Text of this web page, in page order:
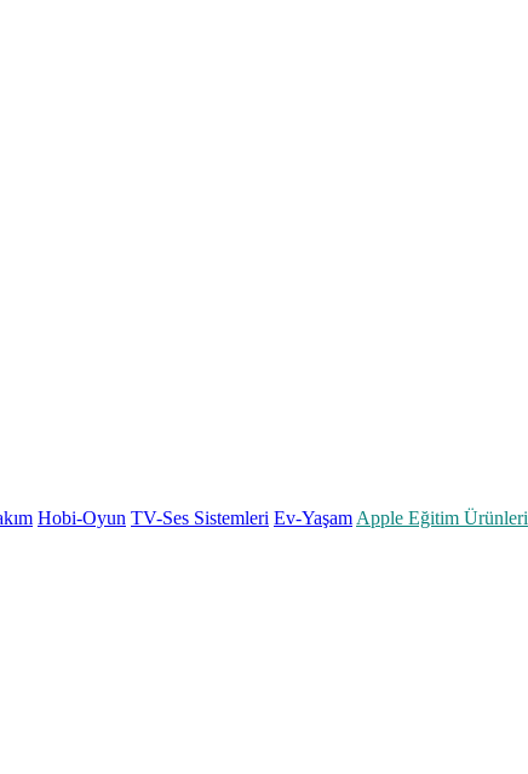
Hobi-Oyun TV-Ses Sistemleri Ev-Yaşam Apple Eğitim Ürünleri